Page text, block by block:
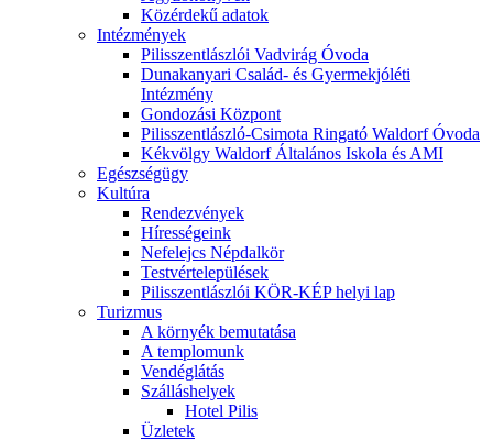
Közérdekű adatok
Intézmények
Pilisszentlászlói Vadvirág Óvoda
Dunakanyari Család- és Gyermekjóléti
Intézmény
Gondozási Központ
Pilisszentlászló-Csimota Ringató Waldorf Óvoda
Kékvölgy Waldorf Általános Iskola és AMI
Egészségügy
Kultúra
Rendezvények
Hírességeink
Nefelejcs Népdalkör
Testvértelepülések
Pilisszentlászlói KÖR-KÉP helyi lap
Turizmus
A környék bemutatása
A templomunk
Vendéglátás
Szálláshelyek
Hotel Pilis
Üzletek